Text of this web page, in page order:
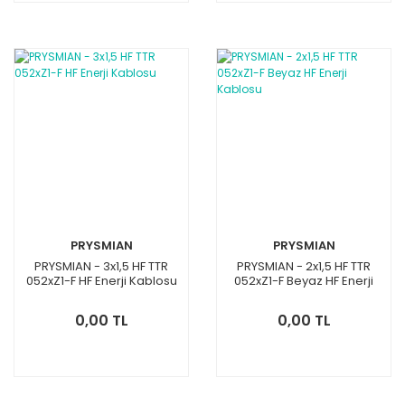
PRYSMIAN
PRYSMIAN - 3x1,5 HF TTR
052xZ1-F HF Enerji Kablosu
0,00 TL
PRYSMIAN
PRYSMIAN - 2x1,5 HF TTR
052xZ1-F Beyaz HF Enerji
0,00 TL